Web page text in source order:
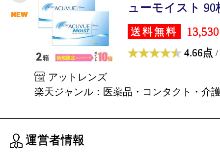
ューモイスト
送料無料
4.66点 /
アットレンズ
楽天ジャンル：医薬品・コンタクト・介
運営者情報